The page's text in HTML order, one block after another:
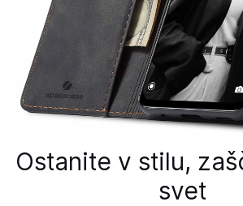
Ostanite v stilu,
svet